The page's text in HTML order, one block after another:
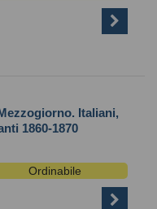
Italiani,
1860-1870
Ordinabile